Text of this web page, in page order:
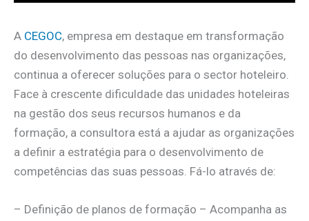
A CEGOC, empresa em destaque em transformação
do desenvolvimento das pessoas nas organizações,
continua a oferecer soluções para o sector hoteleiro.
Face à crescente dificuldade das unidades hoteleiras
na gestão dos seus recursos humanos e da
formação, a consultora está a ajudar as organizações
a definir a estratégia para o desenvolvimento de
competências das suas pessoas. Fá-lo através de:
– Definição de planos de formação – Acompanha as